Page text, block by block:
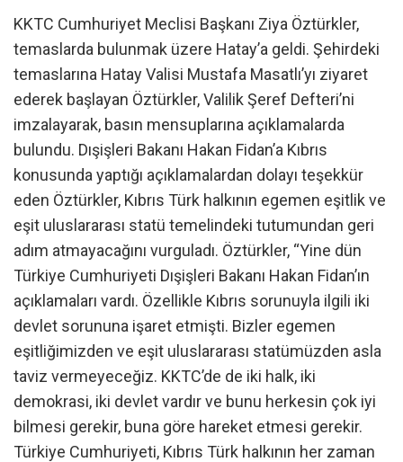
KKTC Cumhuriyet Meclisi Başkanı Ziya Öztürkler,
temaslarda bulunmak üzere Hatay’a geldi. Şehirdeki
temaslarına Hatay Valisi Mustafa Masatlı’yı ziyaret
ederek başlayan Öztürkler, Valilik Şeref Defteri’ni
imzalayarak, basın mensuplarına açıklamalarda
bulundu. Dışişleri Bakanı Hakan Fidan’a Kıbrıs
konusunda yaptığı açıklamalardan dolayı teşekkür
eden Öztürkler, Kıbrıs Türk halkının egemen eşitlik ve
eşit uluslararası statü temelindeki tutumundan geri
adım atmayacağını vurguladı. Öztürkler, “Yine dün
Türkiye Cumhuriyeti Dışişleri Bakanı Hakan Fidan’ın
açıklamaları vardı. Özellikle Kıbrıs sorunuyla ilgili iki
devlet sorununa işaret etmişti. Bizler egemen
eşitliğimizden ve eşit uluslararası statümüzden asla
taviz vermeyeceğiz. KKTC’de de iki halk, iki
demokrasi, iki devlet vardır ve bunu herkesin çok iyi
bilmesi gerekir, buna göre hareket etmesi gerekir.
Türkiye Cumhuriyeti, Kıbrıs Türk halkının her zaman